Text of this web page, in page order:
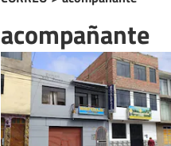
acompañante